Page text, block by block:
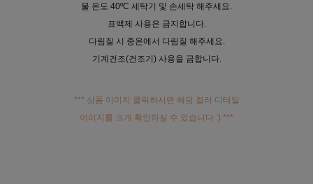
물 온도 40ºC 세탁기 및 손세탁 해주세요.
표백제 사용은 금지합니다.
다림질 시 중온에서 다림질 해주세요.
기계건조(건조기) 사용을 금합니다.
*** 상품 이미지 클릭하시면 해당 컬러 디테일
이미지를 크게 확인하실 수 있습니다 :) ***